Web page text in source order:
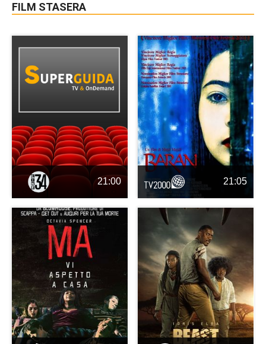
FILM STASERA
21:00 21:05